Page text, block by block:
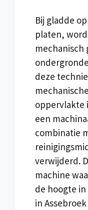
Bij gladde
platen,
mechanisch
deze
oppervlakte
een
combinatie
verwijderd.
machine
de hoogte
in